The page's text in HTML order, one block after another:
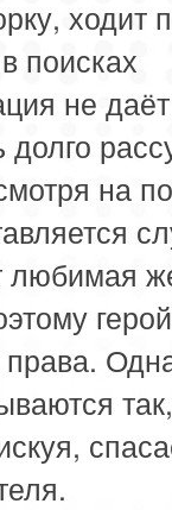
ходит
поисках
не
на
любимая
права.